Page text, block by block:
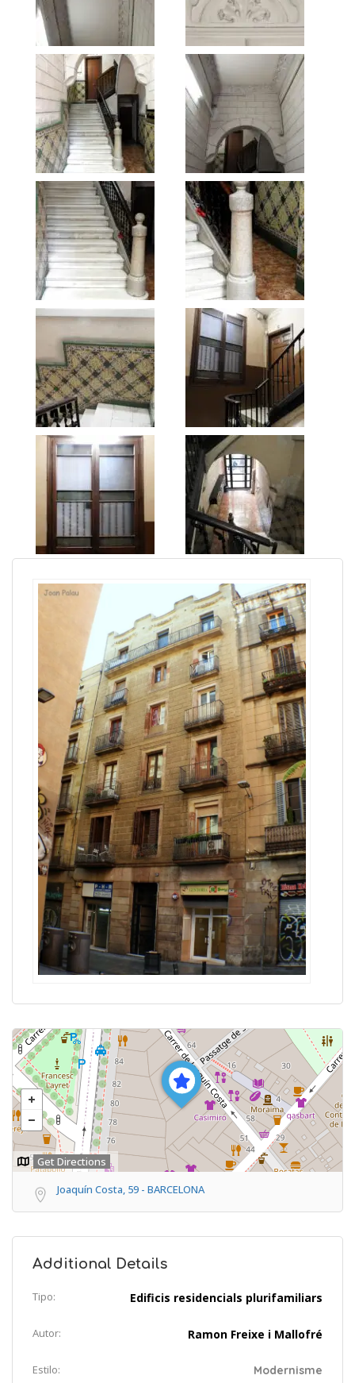
Get Directions
Joaquín Costa, 59 - BARCELONA
Additional Details
Tipo: Edificis residencials plurifamiliars
Autor: Ramon Freixe i Mallofré
Estilo: Modernisme